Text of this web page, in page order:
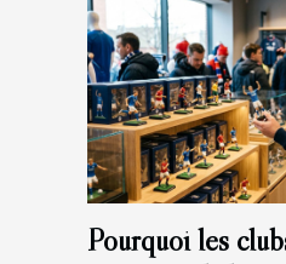
Pourquoi les